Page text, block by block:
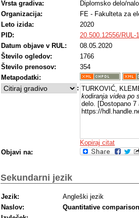
Vrsta gradiva:
Diplomsko delo/
Organizacija:
FE - Fakulteta za
Leto izida:
2020
PID:
20.500.12556/RUL-
Datum objave v RUL:
08.05.2020
Število ogledov:
1766
Število prenosov:
354
Metapodatki:
: TURKOVIĆ,
kodiranja videa po
delo. [Dostopano
https://
Kopiraj citat
Objavi na:
Sekundarni jezik
Jezik:
Angleški jezik
Naslov:
Quantitative